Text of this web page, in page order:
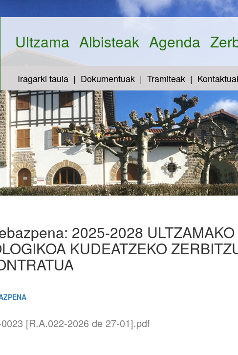
Ultzama Albisteak Agenda
Iragarki taula Dokumentuak Tramiteak
2025-2028 ULTZAMAKO
KUDEATZEKO
[R.A.022-2026 de 27-01].pdf